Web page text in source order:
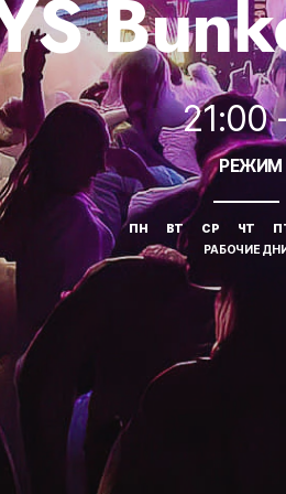
21:00
РЕЖИМ
ПН ВТ СР ЧТ
РАБОЧИЕ ДНИ